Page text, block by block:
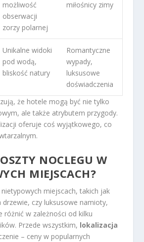
możliwość
obserwacji
zorzy polarnej
miłośnicy zimy
Unikalne widoki
pod wodą,
bliskość natury
Romantyczne
wypady,
luksusowe
doświadczenia
że hotele mogą być nie tylko
ale także atrybutem przygody.
oferuje coś wyjątkowego, co
NOCLEGU W
MIEJSCACH?
miejscach, takich jak
drzewie, czy luksusowe namioty,
różnić w zależności od kilku
Przede wszystkim, lokalizacja
– ceny w popularnych